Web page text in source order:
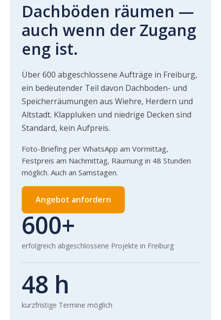
Dachböden räumen —
auch wenn der Zugang
eng ist.
Über 600 abgeschlossene Aufträge in Freiburg,
ein bedeutender Teil davon Dachboden- und
Speicherräumungen aus Wiehre, Herdern und
Altstadt. Klappluken und niedrige Decken sind
Standard, kein Aufpreis.
Foto-Briefing per WhatsApp am Vormittag,
Festpreis am Nachmittag, Räumung in 48 Stunden
möglich. Auch an Samstagen.
Angebot anfordern
600+
erfolgreich abgeschlossene Projekte in Freiburg
48 h
kurzfristige Termine möglich